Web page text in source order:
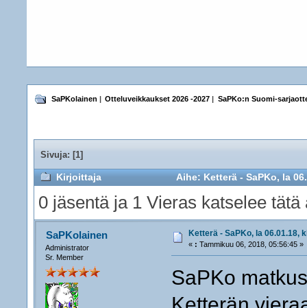
SaPKolainen | Otteluveikkaukset 2026 -2027 | SaPKo:n Suomi-
Sivuja: [1]
Kirjoittaja Aihe: Ketterä - SaPKo, la
0 jäsentä ja 1 Vieras katselee tätä
SaPKolainen
Administrator
Sr. Member
Ketterä - SaPKo, la 06.01.18,
« : Tammikuu 06, 2018, 05:56:45 »
SaPKo